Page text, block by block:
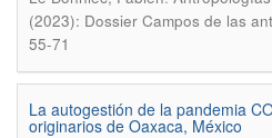
(2023): Dossier Campos de las
55-71
La autogestión de la pandemia
originarios de Oaxaca, México